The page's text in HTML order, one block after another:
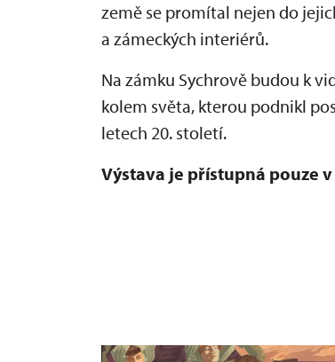
země se promítal nejen do
a zámeckých interiérů.
Na zámku Sychrově budou k
kolem světa, kterou podnikl
letech 20. století.
Výstava je přístupná pouze